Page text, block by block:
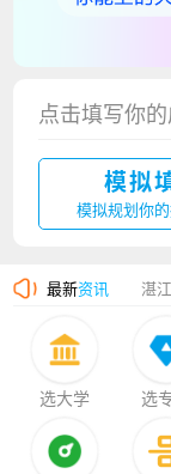
点击填写你
模拟
模拟规划你
最新资讯
选大学 选